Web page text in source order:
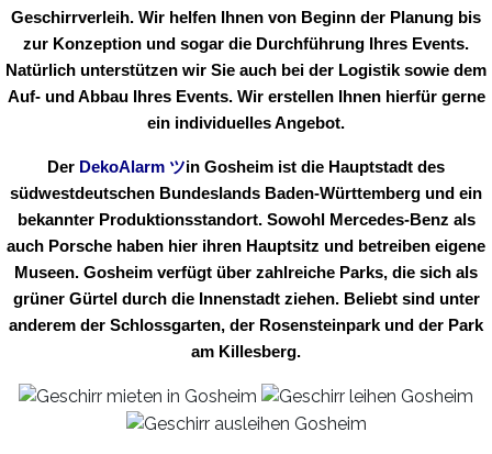
Geschirrverleih. Wir helfen Ihnen von Beginn der Planung bis
zur Konzeption und sogar die Durchführung Ihres Events.
Natürlich unterstützen wir Sie auch bei der Logistik sowie dem
Auf- und Abbau Ihres Events. Wir erstellen Ihnen hierfür gerne
ein individuelles Angebot.
Der DekoAlarm ツin Gosheim ist die Hauptstadt des
südwestdeutschen Bundeslands Baden-Württemberg und ein
bekannter Produktionsstandort. Sowohl Mercedes-Benz als
auch Porsche haben hier ihren Hauptsitz und betreiben eigene
Museen. Gosheim verfügt über zahlreiche Parks, die sich als
grüner Gürtel durch die Innenstadt ziehen. Beliebt sind unter
anderem der Schlossgarten, der Rosensteinpark und der Park
am Killesberg.